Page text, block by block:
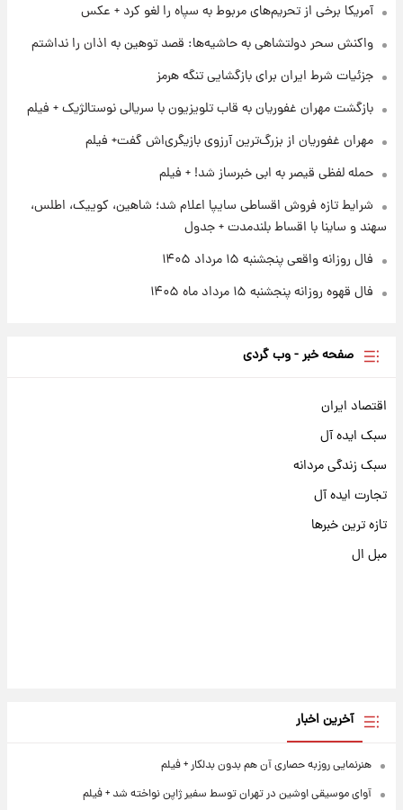
سود مشارکت چند درصد است؟
۱ روز پیش
زمان پخش «مرد سه هزار چهره» مشخص شد
کار استقلال و رامین رضاییان رسما تمام شد +
عکس / خداحافظی صمیمانه آبی ها با رامین!
آمریکا برخی از تحریم‌های مربوط به سپاه را لغو کرد + عکس
واکنش سحر دولتشاهی به حاشیه‌ها: قصد توهین به اذان را نداشتم
جزئیات شرط ایران برای بازگشایی تنگه هرمز
بازگشت مهران غفوریان به قاب تلویزیون با سریالی نوستالژیک + فیلم
مهران غفوریان از بزرگ‌ترین آرزوی بازیگری‌اش گفت+ فیلم
حمله لفظی قیصر به ابی خبرساز شد! + فیلم
شرایط تازه فروش اقساطی سایپا اعلام شد؛ شاهین، کوییک، اطلس،
سهند و ساینا با اقساط بلندمدت + جدول
فال روزانه واقعی پنجشنبه ۱۵ مرداد ۱۴۰۵
فال قهوه روزانه پنجشنبه ۱۵ مرداد ماه ۱۴۰۵
صفحه خبر - وب گردی
اقتصاد ایران
سبک ایده آل
سبک زندگی مردانه
تجارت ایده آل
تازه ترین خبرها
مبل ال
آخرین اخبار
هنرنمایی روزبه حصاری آن هم بدون بدلکار + فیلم
آوای موسیقی اوشین در تهران توسط سفیر ژاپن نواخته شد + فیلم